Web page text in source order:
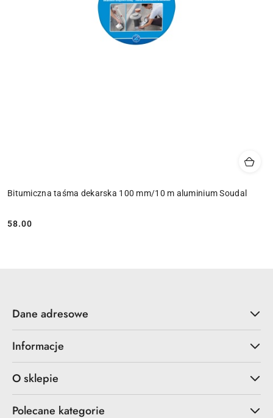
Bitumiczna taśma dekarska 100 mm/10 m aluminium Soudal
Cena:
58.00
Dane adresowe
Informacje
O sklepie
Polecane kategorie